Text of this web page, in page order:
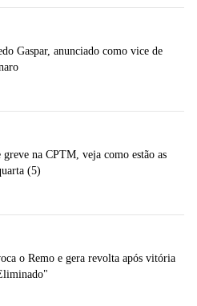
Gaspar, anunciado como vice de
na CPTM, veja como estão as
(5)
o Remo e gera revolta após vitória